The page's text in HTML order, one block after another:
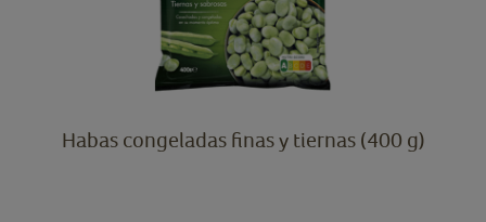
Habas congeladas finas y tiernas (400 g)